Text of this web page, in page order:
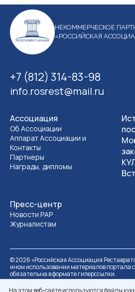
На этом веб-сайте используются файлы
НЕКОММЕРЧЕСКОЕ
«РОССИЙСКАЯ
+7 (812) 314-83-98
info.rosrest@mail.ru
Ассоциация
Об Ассоциации
Аппарат Ассоциации и
Контакты
Партнеры
Награды, дипломы
Пресс-центр
Новости РАР
Журналистам
©2026 «Российская Ассоциация
ином использовании материалов портала
обязательна в формате гиперссылки.
Политика обработки персональных данных